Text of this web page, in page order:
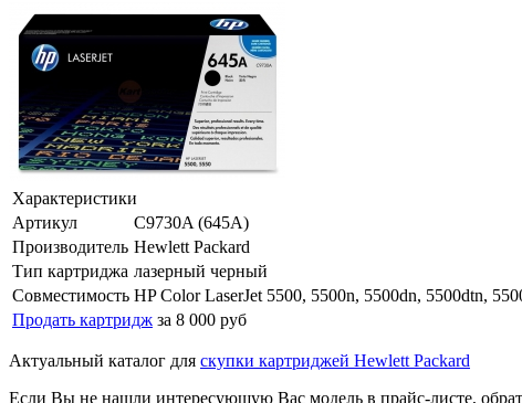
Характеристики
Артикул
C9730A (645A)
Производитель Hewlett Packard
Тип картриджа лазерный черный
Совместимость HP Color LaserJet 5500, 5500n, 5500dn, 5500dtn,
Продать картридж за 8 000 руб
Актуальный каталог для скупки картриджей Hewlett Packard
Если Вы не нашли интересующую Вас модель в прайс-листе,